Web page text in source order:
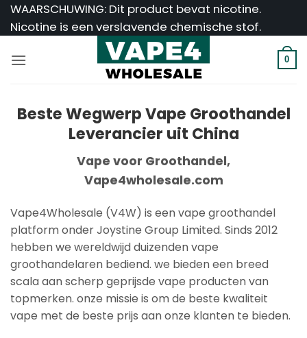
Ga
naar
WAARSCHUWING: Dit product bevat nicotine.
Nicotine is een verslavende chemische stof.
0
Beste Wegwerp Vape Groothandel
Leverancier uit China
Vape voor Groothandel,
Vape4wholesale.com
Vape4Wholesale (V4W) is een vape groothandel
platform onder Joystine Group Limited. Sinds 2012
hebben we wereldwijd duizenden vape
groothandelaren bediend. we bieden een breed
scala aan scherp geprijsde vape producten van
topmerken. onze missie is om de beste kwaliteit
vape met de beste prijs aan onze klanten te bieden.